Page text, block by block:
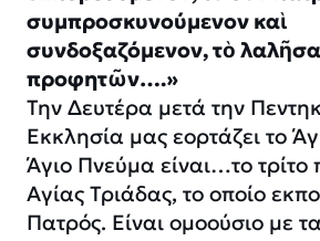
συμπροσκυνούμενον καὶ
συνδοξαζόμενον, τὸ
προφητῶν….»
Την Δευτέρα μετά την
Εκκλησία μας εορτάζει το
Άγιο Πνεύμα είναι…το
Αγίας Τριάδας, το οποίο
Πατρός. Είναι ομοούσιο με